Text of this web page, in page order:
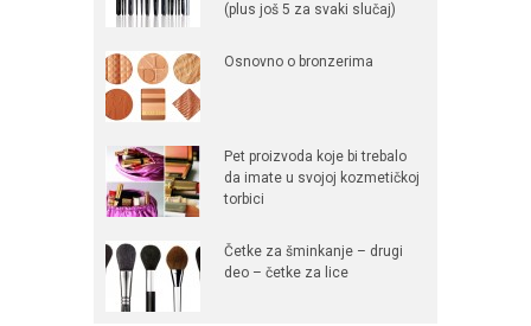
(plus još 5 za svaki slučaj)
Osnovno o bronzerima
Pet proizvoda koje bi trebalo
da imate u svojoj kozmetičkoj
torbici
Četke za šminkanje – drugi
deo – četke za lice